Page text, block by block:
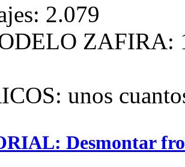
2.079
ZAFIRA:
unos
Desmontar